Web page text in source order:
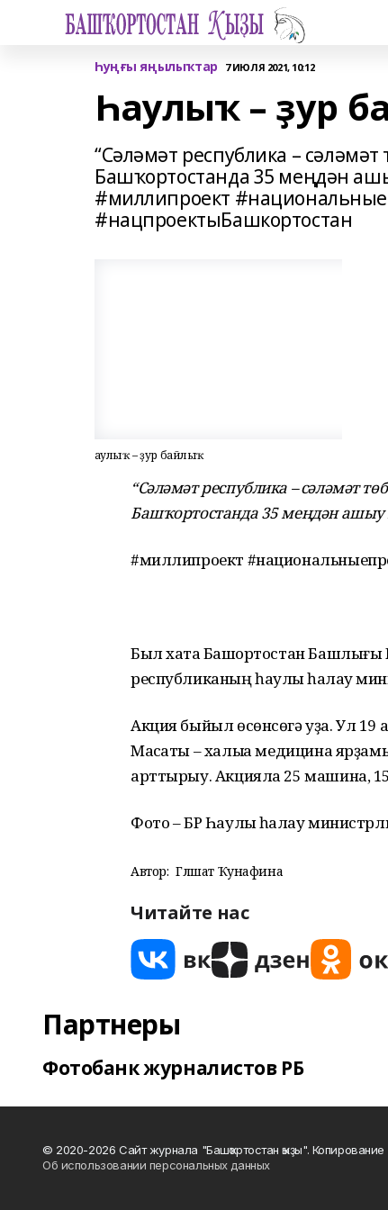
Һуңғы яңылыҡтар 7 ИЮЛЯ 2021, 10:12
Һаулыҡ – ҙур
“Сәләмәт республика –
Башҡортостанда 35 меңдән
#миллипроект
#нацпроектыБашкортостан
Һаулыҡ – ҙур байлыҡ
“Сәләмәт республика – сәләмәт
Башҡортостанда 35 меңдән
#миллипроект
Был хаҡта Башҡортостан
республиканың һаулыҡ һаҡлау
Акция быйыл өсөнсөгә уҙа. Ул
Маҡсаты – халыҡҡа медицина
арттырыу. Акцияла 25 машина,
Фото – БР Һаулыҡ һаҡлау
Автор: Гөлшат Ҡунафина
Читайте нас
Партнеры
Фотобанк журналистов РБ
© 2020-2026 Сайт журнала "Башҡортостан ҡыҙы".
Об использовании персональных данных